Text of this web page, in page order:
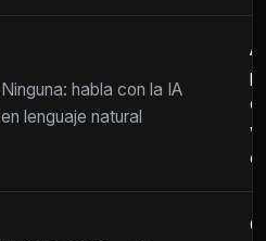
Ninguna: habla con la IA
en lenguaje natural